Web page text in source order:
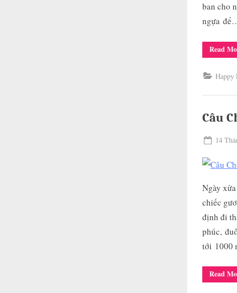
ban cho
ngựa
Read
Happy
Câu
Posted
14
Ngày
chiếc
định đi
phúc,
tới 1000
Read